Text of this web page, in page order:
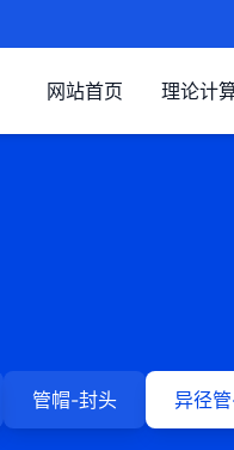
网站首页 理论计
管帽-封头 异径